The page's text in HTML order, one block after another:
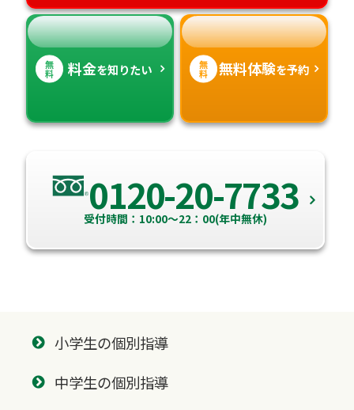
高知県
沖縄県
無
料 料金を知りたい 無
料 無料体験を予約
0120-20-7733
受付時間：10:00～22：00(年中無休)
小学生の個別指導
中学生の個別指導